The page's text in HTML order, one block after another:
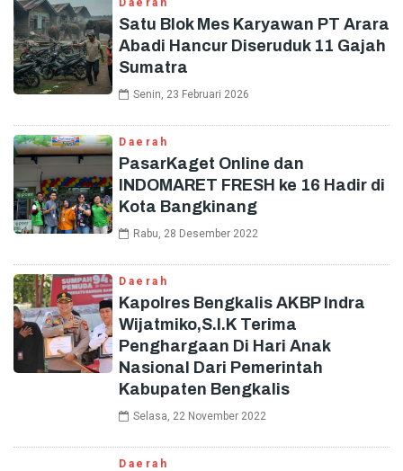
Satu Blok Mes Karyawan PT Arara
Abadi Hancur Diseruduk 11 Gajah
Sumatra
Senin, 23 Februari 2026
Daerah
PasarKaget Online dan
INDOMARET FRESH ke 16 Hadir di
Kota Bangkinang
Rabu, 28 Desember 2022
Daerah
Kapolres Bengkalis AKBP Indra
Wijatmiko,S.I.K Terima
Penghargaan Di Hari Anak
Nasional Dari Pemerintah
Kabupaten Bengkalis
Selasa, 22 November 2022
Daerah